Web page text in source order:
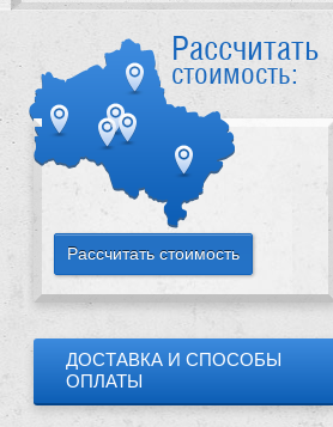
Рассчитать
стоимость:
ДОСТАВКА И СПОСОБЫ
ОПЛАТЫ